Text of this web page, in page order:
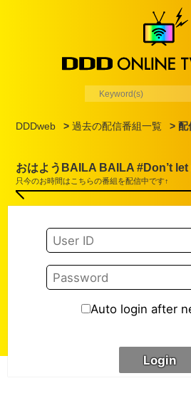
DDDweb >過去の配信番組一覧 > 配
おはようBAILA BAILA #Don’t
只今のお時間はこちらの番組を配信中です↑